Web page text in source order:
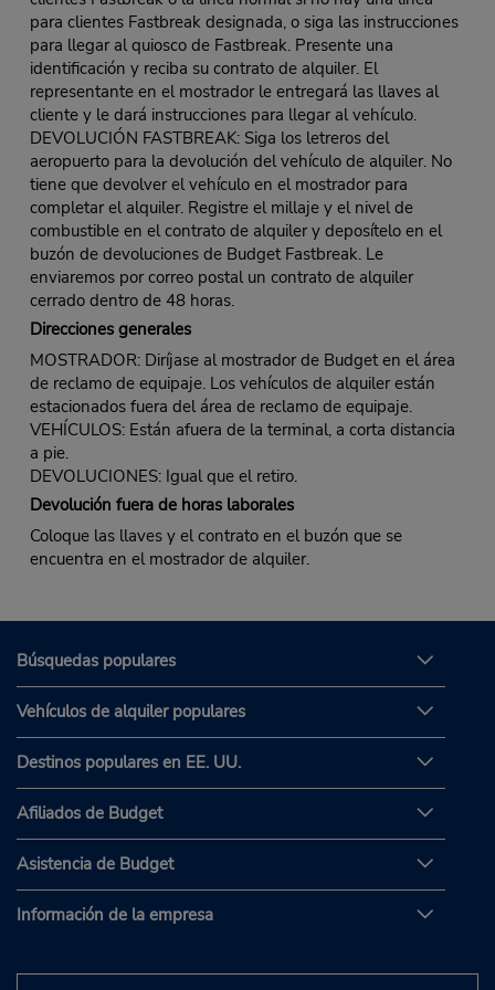
para clientes Fastbreak designada, o siga las instrucciones
para llegar al quiosco de Fastbreak. Presente una
identificación y reciba su contrato de alquiler. El
representante en el mostrador le entregará las llaves al
cliente y le dará instrucciones para llegar al vehículo.
DEVOLUCIÓN FASTBREAK: Siga los letreros del
aeropuerto para la devolución del vehículo de alquiler. No
tiene que devolver el vehículo en el mostrador para
completar el alquiler. Registre el millaje y el nivel de
combustible en el contrato de alquiler y deposítelo en el
buzón de devoluciones de Budget Fastbreak. Le
enviaremos por correo postal un contrato de alquiler
cerrado dentro de 48 horas.
Direcciones generales
MOSTRADOR: Diríjase al mostrador de Budget en el área
de reclamo de equipaje. Los vehículos de alquiler están
estacionados fuera del área de reclamo de equipaje.
VEHÍCULOS: Están afuera de la terminal, a corta distancia
a pie.
DEVOLUCIONES: Igual que el retiro.
Devolución fuera de horas laborales
Coloque las llaves y el contrato en el buzón que se
encuentra en el mostrador de alquiler.
Búsquedas populares
Vehículos de alquiler populares
Destinos populares en EE. UU.
Afiliados de Budget
Asistencia de Budget
Información de la empresa